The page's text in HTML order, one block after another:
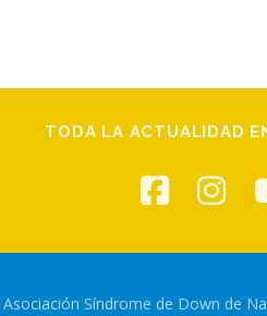
TODA LA ACTUALIDAD
Síndrome de Down de